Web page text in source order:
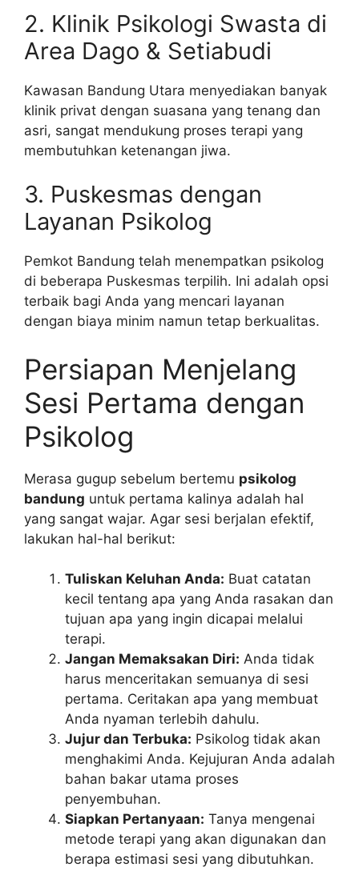
2. Klinik Psikologi Swasta di
Area Dago & Setiabudi
Kawasan Bandung Utara menyediakan banyak
klinik privat dengan suasana yang tenang dan
asri, sangat mendukung proses terapi yang
membutuhkan ketenangan jiwa.
3. Puskesmas dengan
Layanan Psikolog
Pemkot Bandung telah menempatkan psikolog
di beberapa Puskesmas terpilih. Ini adalah opsi
terbaik bagi Anda yang mencari layanan
dengan biaya minim namun tetap berkualitas.
Persiapan Menjelang
Sesi Pertama dengan
Psikolog
Merasa gugup sebelum bertemu psikolog
bandung untuk pertama kalinya adalah hal
yang sangat wajar. Agar sesi berjalan efektif,
lakukan hal-hal berikut:
Tuliskan Keluhan Anda: Buat catatan
kecil tentang apa yang Anda rasakan dan
tujuan apa yang ingin dicapai melalui
terapi.
Jangan Memaksakan Diri: Anda tidak
harus menceritakan semuanya di sesi
pertama. Ceritakan apa yang membuat
Anda nyaman terlebih dahulu.
Jujur dan Terbuka: Psikolog tidak akan
menghakimi Anda. Kejujuran Anda adalah
bahan bakar utama proses
penyembuhan.
Siapkan Pertanyaan: Tanya mengenai
metode terapi yang akan digunakan dan
berapa estimasi sesi yang dibutuhkan.